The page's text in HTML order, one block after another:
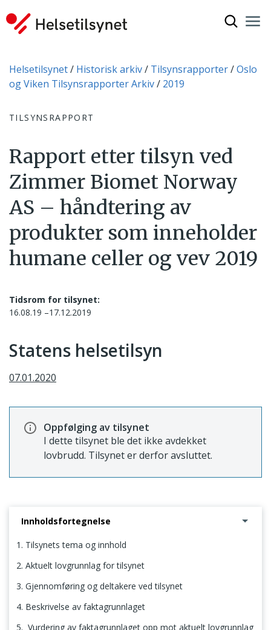
Du er her:
Helsetilsynet Historisk arkiv Tilsynsrapporter
Oslo
og Viken Tilsynsrapporter Arkiv
2019
TILSYNSRAPPORT
Rapport etter tilsyn ved
Zimmer Biomet Norway
AS – håndtering av
produkter som inneholder
humane celler og vev 2019
Tidsrom for tilsynet:
16.08.19 –17.12.2019
Statens helsetilsyn
07.01.2020
Oppfølging av tilsynet
I dette tilsynet ble det ikke avdekket
lovbrudd. Tilsynet er derfor avsluttet.
Innholdsfortegnelse
1. Tilsynets tema og innhold
2. Aktuelt lovgrunnlag for tilsynet
3. Gjennomføring og deltakere ved tilsynet
4. Beskrivelse av faktagrunnlaget
5. Vurdering av faktagrunnlaget opp mot aktuelt lovgrunnlag